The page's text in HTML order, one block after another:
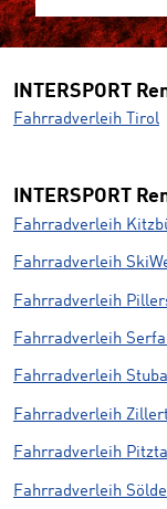
INTERSPORT
Fahrradverleih Tirol
INTERSPORT
Fahrradverleih
Fahrradverleih
Fahrradverleih
Fahrradverleih
Fahrradverleih
Fahrradverleih
Fahrradverleih
Fahrradverleih